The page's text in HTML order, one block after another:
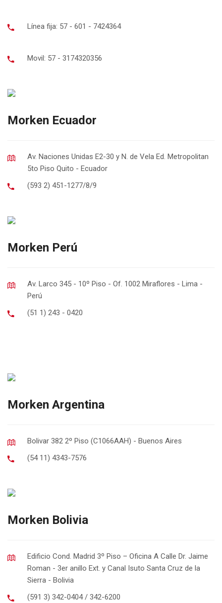
Línea fija: 57 - 601 - 7424364
Movil: 57 - 3174320356
Morken Ecuador
Av. Naciones Unidas E2-30 y N. de Vela Ed. Metropolitan
5to Piso Quito - Ecuador
(593 2) 451-1277/8/9
Morken Perú
Av. Larco 345 - 10º Piso - Of. 1002 Miraflores - Lima -
Perú
(51 1) 243 - 0420
Morken Argentina
Bolivar 382 2º Piso (C1066AAH) - Buenos Aires
(54 11) 4343-7576
Morken Bolivia
Edificio Cond. Madrid 3º Piso – Oficina A Calle Dr. Jaime
Roman - 3er anillo Ext. y Canal Isuto Santa Cruz de la
Sierra - Bolivia
(591 3) 342-0404 / 342-6200